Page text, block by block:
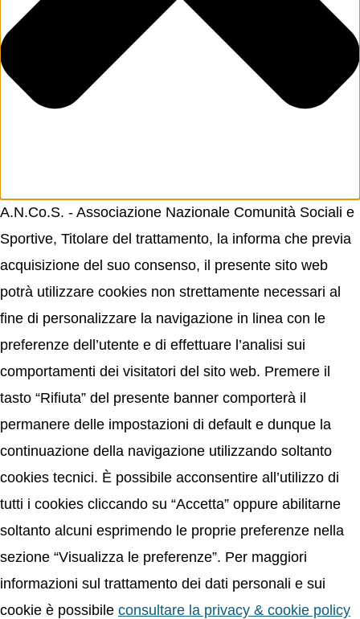
A.N.Co.S. - Associazione Nazionale Comunità Sociali e
Sportive, Titolare del trattamento, la informa che previa
acquisizione del suo consenso, il presente sito web
potrà utilizzare cookies non strettamente necessari al
fine di personalizzare la navigazione in linea con le
preferenze dell’utente e di effettuare l’analisi sui
comportamenti dei visitatori del sito web. Premere il
tasto “Rifiuta” del presente banner comporterà il
permanere delle impostazioni di default e dunque la
continuazione della navigazione utilizzando soltanto
cookies tecnici. È possibile acconsentire all’utilizzo di
tutti i cookies cliccando su “Accetta” oppure abilitarne
soltanto alcuni esprimendo le proprie preferenze nella
sezione “Visualizza le preferenze”. Per maggiori
informazioni sul trattamento dei dati personali e sui
cookie è possibile consultare la privacy & cookie policy